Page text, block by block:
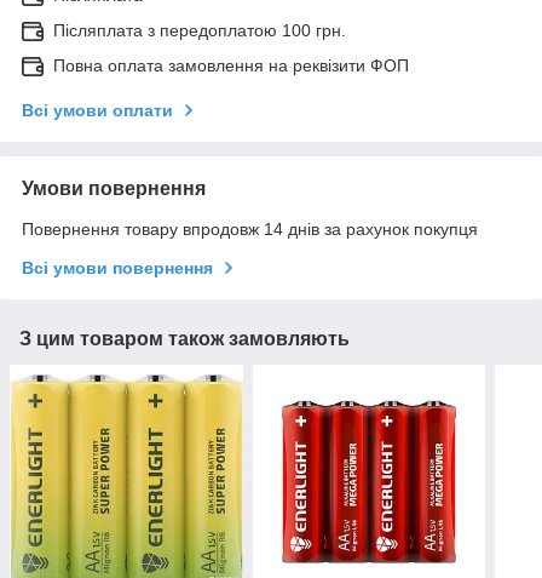
Післяплата з передоплатою 100 грн.
Повна оплата замовлення на реквізити ФОП
Всі умови оплати
Умови повернення
Повернення товару впродовж 14 днів за рахунок покупця
Всі умови повернення
З цим товаром також замовляють